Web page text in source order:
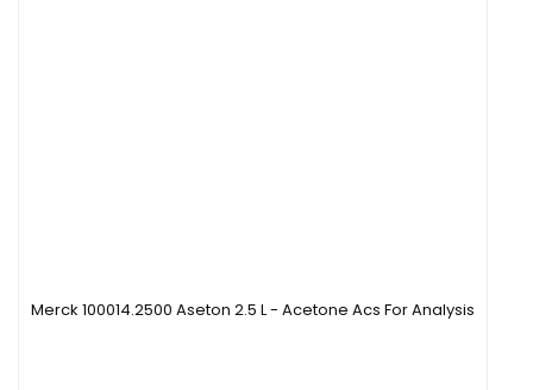
Merck 100014.2500 Aseton 2.5 L - Acetone Acs For Analysis